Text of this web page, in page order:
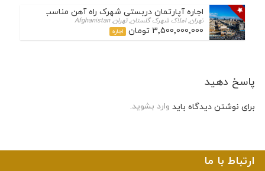
اجاره آپارتمان دربستی شهرک راه آهن مناسب اداری
تهران, املاک شهرک گلستان, تهران, Afghanistan
3٬500٬000٬000 تومان اجاره
پاسخ دهید
برای نوشتن دیدگاه بایدوارد بشوید.
ارتباط با ما